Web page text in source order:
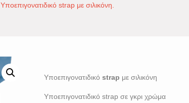
Υποεπιγονατιδικό strap με σιλικόνη.
Υποεπιγονατιδικόstrap με σιλικόνη
Υποεπιγονατιδικό strap σε γκρι χρώμα